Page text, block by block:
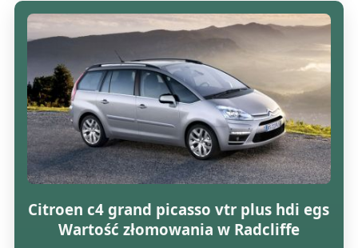
Citroen c4 grand picasso vtr plus hdi egs
Wartość złomowania w Radcliffe